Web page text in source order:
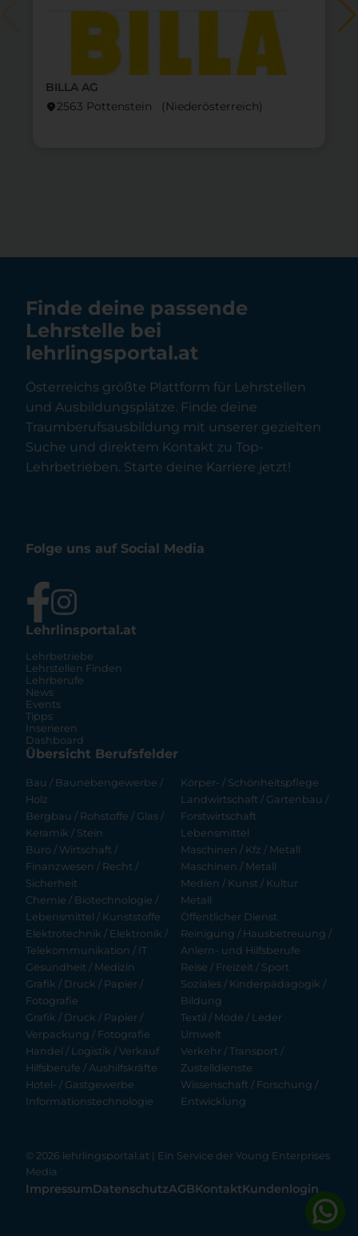
BILLA AG
location_on2563 Pottenstein (Nieder­österreich)
Finde deine passende
Lehrstelle bei
lehrlingsportal.at
Österreichs größte Plattform für Lehrstellen
und Ausbildungsplätze. Finde deine
Traumberufsausbildung mit unserer gezielten
Suche und direktem Kontakt zu Top-
Lehrbetrieben. Starte deine Karriere jetzt!
Folge uns auf Social Media
Lehrlinsportal.at
Lehrbetriebe
Lehrstellen Finden
Lehrberufe
News
Events
Tipps
Inserieren
Dashboard
Übersicht Berufsfelder
Bau / Baunebengewerbe /
Holz
Bergbau / Rohstoffe / Glas /
Keramik / Stein
Büro / Wirtschaft /
Finanzwesen / Recht /
Sicherheit
Chemie / Biotechnologie /
Lebensmittel / Kunststoffe
Elektrotechnik / Elektronik /
Telekommunikation / IT
Gesundheit / Medizin
Grafik / Druck / Papier /
Fotografie
Grafik / Druck / Papier /
Verpackung / Fotografie
Handel / Logistik / Verkauf
Hilfsberufe / Aushilfskräfte
Hotel- / Gastgewerbe
Informationstechnologie
Körper- / Schönheitspflege
Landwirtschaft / Gartenbau /
Forstwirtschaft
Lebensmittel
Maschinen / Kfz / Metall
Maschinen / Metall
Medien / Kunst / Kultur
Metall
Öffentlicher Dienst
Reinigung / Hausbetreuung /
Anlern- und Hilfsberufe
Reise / Freizeit / Sport
Soziales / Kinderpädagogik /
Bildung
Textil / Mode / Leder
Umwelt
Verkehr / Transport /
Zustelldienste
Wissenschaft / Forschung /
Entwicklung
© 2026 lehrlingsportal.at | Ein Service der Young Enterprises
Media
ImpressumDatenschutzAGBKontaktKundenlogin